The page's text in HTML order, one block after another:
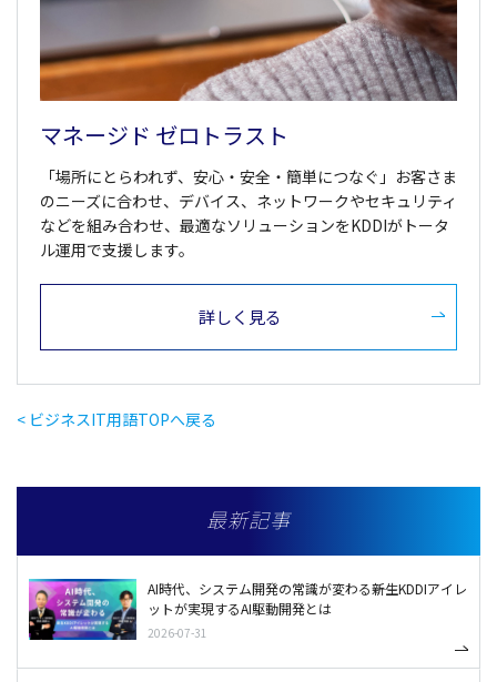
マネージド ゼロトラスト
「場所にとらわれず、安心・安全・簡単につなぐ」お客さま
のニーズに合わせ、デバイス、ネットワークやセキュリティ
などを組み合わせ、最適なソリューションをKDDIがトータ
ル運用で支援します。
詳しく見る
< ビジネスIT用語TOPへ戻る
最新記事
AI時代、システム開発の常識が変わる――新生KDDIアイレ
ットが実現するAI駆動開発とは
2026-07-31